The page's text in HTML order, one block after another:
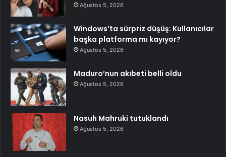
Ağustos 5, 2026
Windows’ta sürpriz düşüş: Kullanıcılar
başka platforma mı kayıyor?
Ağustos 5, 2026
Maduro’nun akıbeti belli oldu
Ağustos 5, 2026
Nasuh Mahruki tutuklandı
Ağustos 5, 2026